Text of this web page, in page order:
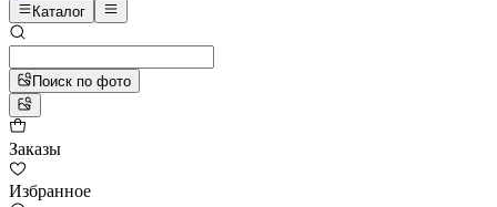
Каталог
Поиск по фото
Заказы
Избранное